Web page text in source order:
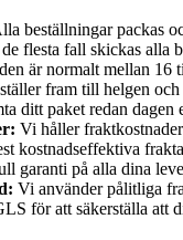
beställningar packas
flesta fall skickas alla
är normalt mellan 16
fram till helgen
ditt paket redan dagen
Vi håller
kostnadseffektiva
garanti på alla dina
Vi använder pålitliga
för att säkerställa att